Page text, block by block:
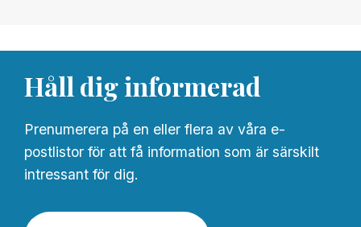
Håll dig informerad
Prenumerera på en eller flera av våra e-
postlistor för att få information som är särskilt
intressant för dig.